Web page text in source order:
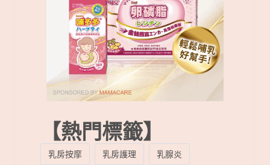
【熱門標籤】
乳房按摩 乳房護理
乳腺炎